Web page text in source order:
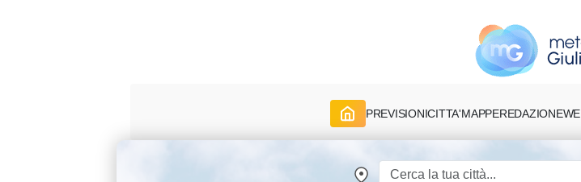
PREVISIONICITTA'MAPPEREDAZIONE